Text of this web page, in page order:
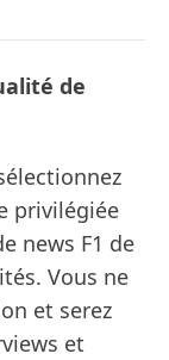
de
privilégiée
news F1 de
Vous ne
et serez
et